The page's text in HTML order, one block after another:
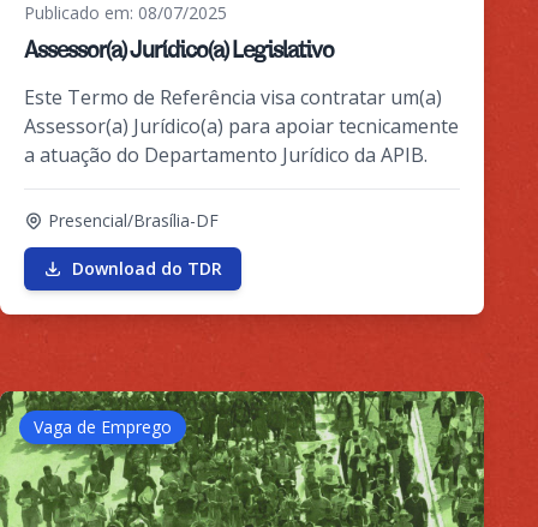
Publicado em: 08/07/2025
Assessor(a) Jurídico(a) Legislativo
Este Termo de Referência visa contratar um(a)
Assessor(a) Jurídico(a) para apoiar tecnicamente
a atuação do Departamento Jurídico da APIB.
Presencial/Brasília-DF
Download do TDR
Vaga de Emprego